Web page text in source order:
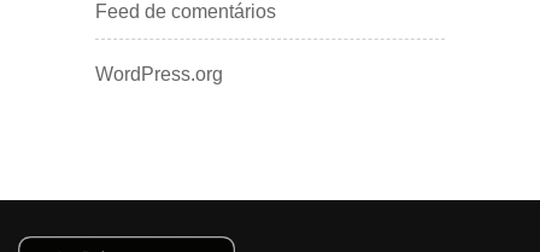
Feed de comentários
WordPress.org